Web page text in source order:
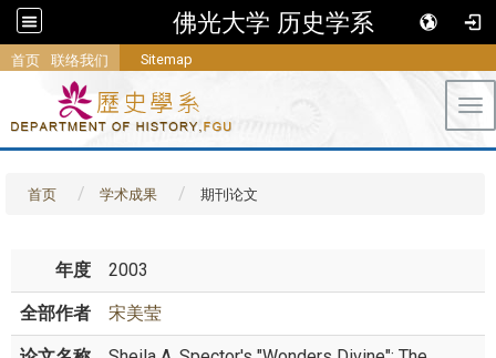
佛光大学 历史学系
首页 联络我们 Sitemap
首页 学术成果 期刊论文
年度 2003
全部作者 宋美莹